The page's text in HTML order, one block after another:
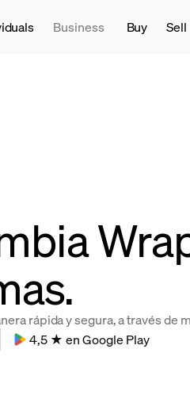
Business Buy Sell
rápida y segura, a través de
4,5 ★ en Google Play